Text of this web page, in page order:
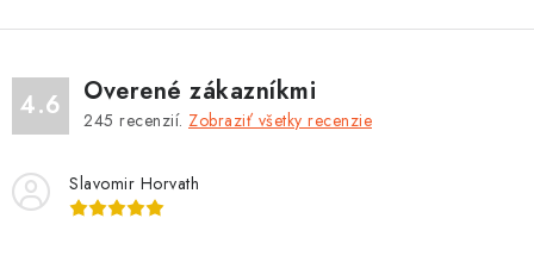
y
ý
p
i
s
u
4.6 Overené zákazníkmi
245 recenzií. Zobraziť všetky recenzie
Slavomir Horvath